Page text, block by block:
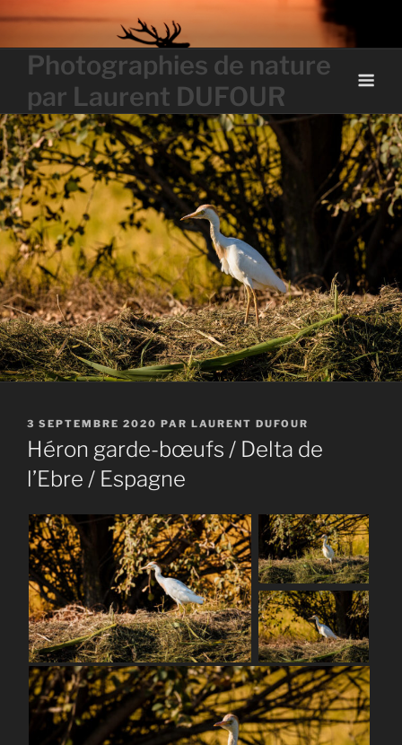
contentPhotographies de nature
par Laurent DUFOUR
PUBLIÉ
LE
3 SEPTEMBRE 2020 PAR LAURENT DUFOUR
Héron garde-bœufs / Delta de
l’Ebre / Espagne